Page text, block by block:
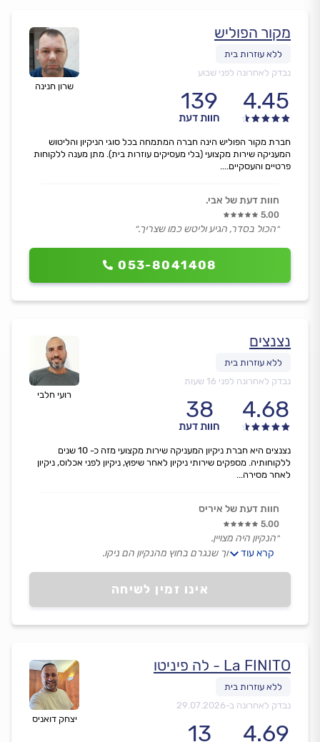
שרון חנינה
מקור הפוליש
נבדק לאחרונה לפני שבוע
4.45
139
חוות דעת
053-8041408
חברת מקור הפוליש הינה חברה המתמחה בכל סוגי הניקיון והליטוש
המעניקה שירות מקצועי (בלי מעסיקים עוזרות בית). מתן מענה ללקוחות
פרטיים והעסקיים....
חוות דעת של אבי.
5.00
״הכול בסדר, הגיע וליטש כמו שצריך.״
רועי חלבי
נצנצים
נבדק לאחרונה לפני 16 שעות
4.68
38
חוות דעת
אינו זמין לשיחה
נצנצים היא חברת ניקיון המעניקה שירות מקצועי מזה כ- 10 שנים
ללקוחותיה. מספקים שירותי ניקיון לאחר שיפוץ, ניקיון לפני אכלוס, ניקיון
לאחר מסירה...
חוות דעת של איריס
5.00
״הנקיון היה מצויין.
גם את הליכלוך שנגרם בחוץ מהנקיון הם ניקו.
קרא עוד
יצחק דואניס
La FINITO - לה פיניטו
נבדק לאחרונה ב-29.07.2026
4.69
13